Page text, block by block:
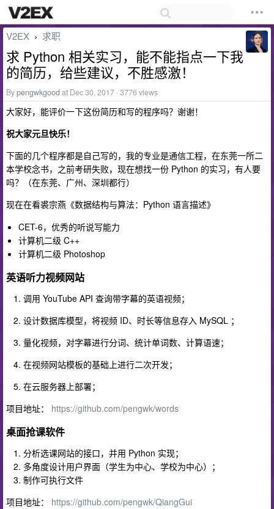
V2EX › 求职
求 Python 相关实习，能不能指点一下我
的简历，给些建议，不胜感激！
Bypengwkgood at Dec 30, 2017 · 3776 views
大家好，能评价一下这份简历和写的程序吗？谢谢！
祝大家元旦快乐！
下面的几个程序都是自己写的，我的专业是通信工程，在东莞一所二
本学校念书，之前考研失败，现在想找一份 Python 的实习，有人要
吗？（在东莞、广州、深圳都行）
现在在看裘宗燕《数据结构与算法：Python 语言描述》
CET-6，优秀的听说写能力
计算机二级 C++
计算机二级 Photoshop
英语听力视频网站
调用 YouTube API 查询带字幕的英语视频；
设计数据库模型，将视频 ID、时长等信息存入 MySQL ；
量化视频，对字幕进行分词、统计单词数、计算语速；
在视频网站模板的基础上进行二次开发；
在云服务器上部署；
项目地址： https://github.com/pengwk/words
桌面抢课软件
分析选课网站的接口，并用 Python 实现；
多角度设计用户界面（学生为中心、学校为中心）；
制作可执行文件
项目地址： https://github.com/pengwk/QiangGui